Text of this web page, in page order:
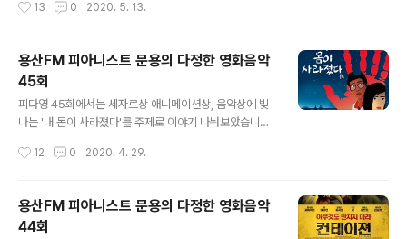
- 분노의 이빨) *진행 : 만게(초영) / 게스트 : 문용, 윤지, 언
예술인 특집 방송 ! 도시의 방랑자들과 함께, 한국에서 예술
인으로 살아가는 이야기 들어봅니다 2부는 내일 공개~ 뚜
루루~~ 방송듣기 : http://www.podbbang.com/ch/7
604?e=23527886
13 0 2020. 5. 13.
용산FM 피아니스트 문용의 다정한 영화음악
45회
피다영 45회에서는 세자르상 애니메이션상, 음악상에 빛
나는 '내 몸이 사라졌다'를 주제로 이야기 나눠보았습니다.
를 들어보시기 바랍니다. 댓글과 좋아요는 커다란 힘이 됩
스트 문용의 다정한 영화음악 45회 - 내 몸이 사라졌다
[용산FM] 피아니스트 문용의 다정한 영화음악 45회 - 내
몸이 사라졌다 [용산FM] * 진행: 문용 / 게스트: 만게TAra
12 0 2020. 4. 29.
용산FM 피아니스트 문용의 다정한 영화음악
44회